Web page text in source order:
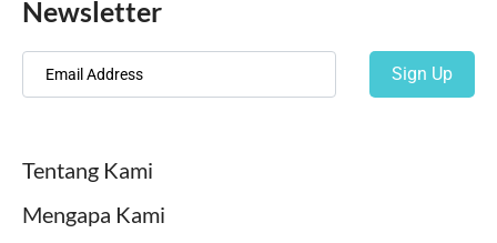
Newsletter
Sign Up
Tentang Kami
Mengapa Kami